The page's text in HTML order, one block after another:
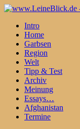
Intro
Home
Garbsen
Region
Welt
Tipp & Test
Archiv
Meinung
Essays…
Afghanistan
Termine